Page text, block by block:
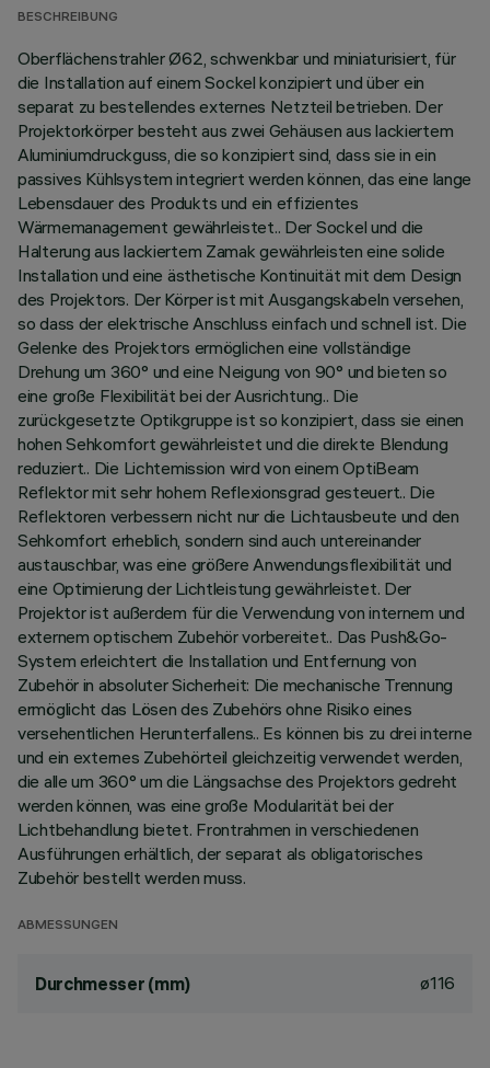
BESCHREIBUNG
Oberflächenstrahler Ø62, schwenkbar und miniaturisiert, für
die Installation auf einem Sockel konzipiert und über ein
separat zu bestellendes externes Netzteil betrieben. Der
Projektorkörper besteht aus zwei Gehäusen aus lackiertem
Aluminiumdruckguss, die so konzipiert sind, dass sie in ein
passives Kühlsystem integriert werden können, das eine lange
Lebensdauer des Produkts und ein effizientes
Wärmemanagement gewährleistet.. Der Sockel und die
Halterung aus lackiertem Zamak gewährleisten eine solide
Installation und eine ästhetische Kontinuität mit dem Design
des Projektors. Der Körper ist mit Ausgangskabeln versehen,
so dass der elektrische Anschluss einfach und schnell ist. Die
Gelenke des Projektors ermöglichen eine vollständige
Drehung um 360° und eine Neigung von 90° und bieten so
eine große Flexibilität bei der Ausrichtung.. Die
zurückgesetzte Optikgruppe ist so konzipiert, dass sie einen
hohen Sehkomfort gewährleistet und die direkte Blendung
reduziert.. Die Lichtemission wird von einem OptiBeam
Reflektor mit sehr hohem Reflexionsgrad gesteuert.. Die
Reflektoren verbessern nicht nur die Lichtausbeute und den
Sehkomfort erheblich, sondern sind auch untereinander
austauschbar, was eine größere Anwendungsflexibilität und
eine Optimierung der Lichtleistung gewährleistet. Der
Projektor ist außerdem für die Verwendung von internem und
externem optischem Zubehör vorbereitet.. Das Push&Go-
System erleichtert die Installation und Entfernung von
Zubehör in absoluter Sicherheit: Die mechanische Trennung
ermöglicht das Lösen des Zubehörs ohne Risiko eines
versehentlichen Herunterfallens.. Es können bis zu drei interne
und ein externes Zubehörteil gleichzeitig verwendet werden,
die alle um 360° um die Längsachse des Projektors gedreht
werden können, was eine große Modularität bei der
Lichtbehandlung bietet. Frontrahmen in verschiedenen
Ausführungen erhältlich, der separat als obligatorisches
Zubehör bestellt werden muss.
ABMESSUNGEN
Durchmesser (mm) ø116